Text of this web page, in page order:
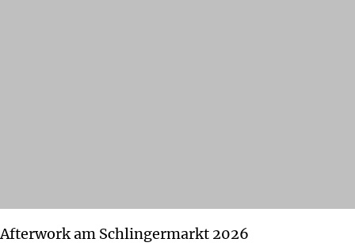
Afterwork am Schlingermarkt 2026